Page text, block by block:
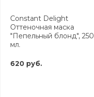
Constant Delight
Оттеночная маска
"Пепельный блонд", 250
мл.
620 руб.